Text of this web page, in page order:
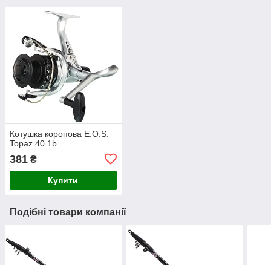
Котушка коропова E.O.S.
Topaz 40 1b
381 ₴
Купити
Подібні товари компанії